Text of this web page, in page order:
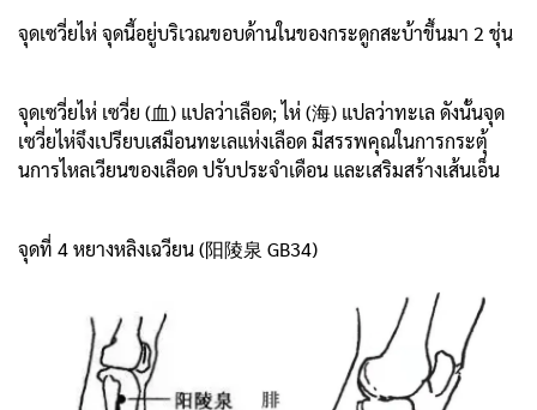
จุดเซวี่ยไห่ จุดนี้อยู่บริเวณขอบด้านในของกระดูกสะบ้าขึ้นมา 2 ชุ่น
จุดเซวี่ยไห่ เซวี่ย (血) แปลว่าเลือด; ไห่ (海) แปลว่าทะเล ดังนั้นจุด
เซวี่ยไห่จึงเปรียบเสมือนทะเลแห่งเลือด มีสรรพคุณในการกระตุ้
นการไหลเวียนของเลือด ปรับประจำเดือน และเสริมสร้างเส้นเอ็น
จุดที่ 4 หยางหลิงเฉวียน (阳陵泉 GB34)